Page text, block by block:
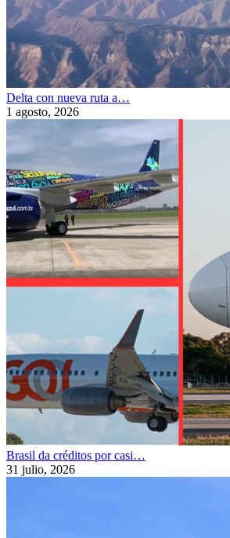
Delta con nueva ruta a…
1 agosto, 2026
Brasil da créditos por casi…
31 julio, 2026